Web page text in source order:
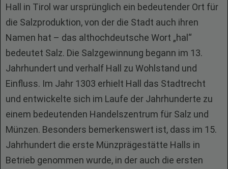
Hall in Tirol war ursprünglich ein bedeutender Ort für
die Salzproduktion, von der die Stadt auch ihren
Namen hat – das althochdeutsche Wort „hal“
bedeutet Salz. Die Salzgewinnung begann im 13.
Jahrhundert und verhalf Hall zu Wohlstand und
Einfluss. Im Jahr 1303 erhielt Hall das Stadtrecht
und entwickelte sich im Laufe der Jahrhunderte zu
einem bedeutenden Handelszentrum für Salz und
Münzen. Besonders bemerkenswert ist, dass im 15.
Jahrhundert die erste Münzprägestätte Halls in
Betrieb genommen wurde, in der auch die ersten